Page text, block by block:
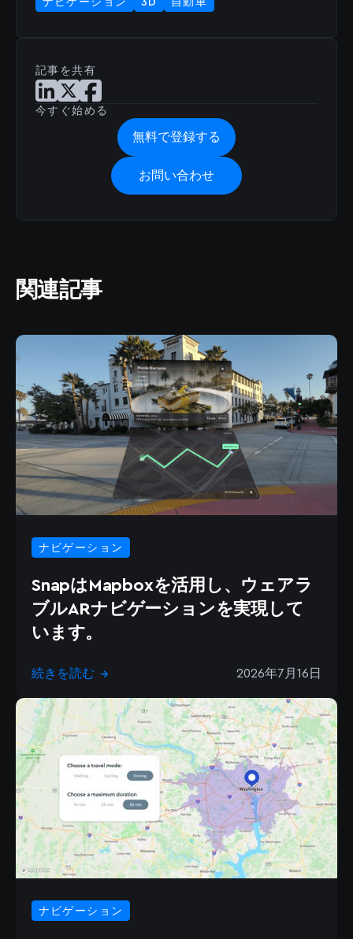
記事を共有
LinkedInで記事を共有
Xで記事を共有
Facebookで記事を共有
今すぐ始める
無料で登録する
お問い合わせ
ナビゲーション 3D 自動車
関連記事
ナビゲーション
SnapはMapboxを活用し、ウェアラ
ブルARナビゲーションを実現して
います。
続きを読む → 2026年7月16日
ナビゲーション